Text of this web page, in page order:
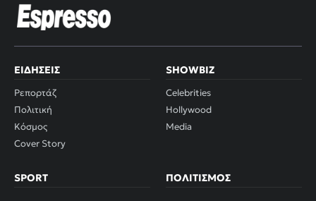
ΕΙΔΉΣΕΙΣ
Ρεπορτάζ
Πολιτική
Κόσμος
Cover Story
SHOWBIZ
Celebrities
Hollywood
Media
SPORT ΠΟΛΙΤΙΣΜΌΣ